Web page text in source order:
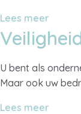
Lees meer
U bent als
Maar ook uw
Lees meer